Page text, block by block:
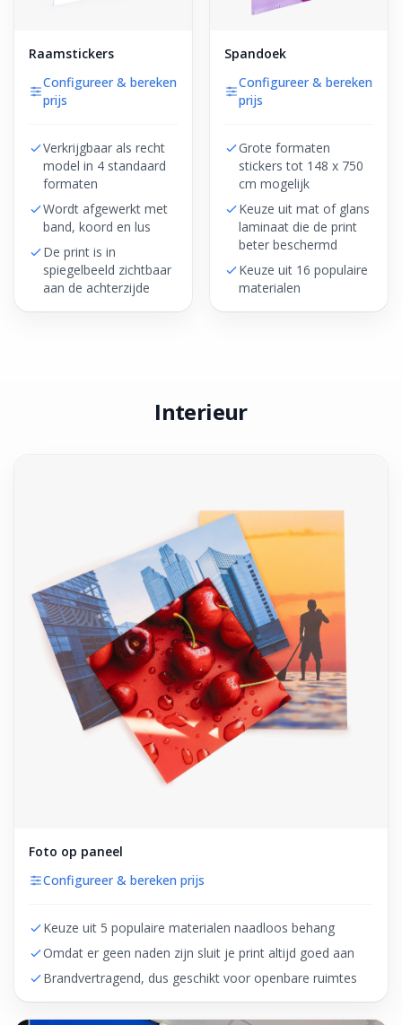
Raamstickers
Configureer & bereken
prijs
Verkrijgbaar als recht
model in 4 standaard
formaten
Wordt afgewerkt met
band, koord en lus
De print is in
spiegelbeeld zichtbaar
aan de achterzijde
Spandoek
Configureer & bereken
prijs
Grote formaten
stickers tot 148 x 750
cm mogelijk
Keuze uit mat of glans
laminaat die de print
beter beschermd
Keuze uit 16 populaire
materialen
Interieur
Foto op paneel
Configureer & bereken prijs
Keuze uit 5 populaire materialen naadloos behang
Omdat er geen naden zijn sluit je print altijd goed aan
Brandvertragend, dus geschikt voor openbare ruimtes